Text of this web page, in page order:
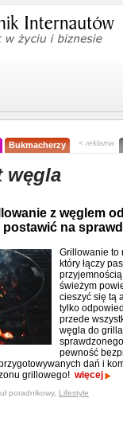
Bukmacherzy < reklama
węgla
z węglem
na
Grillowanie to
który łączy
świeżym
cieszyć się tą
tylko
przede
węgla do
pewność
dań i
grillowego! więcej
poradnikowy, Lifestyle